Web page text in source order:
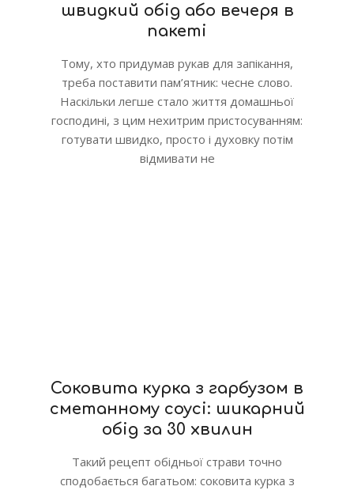
швидкий обід або вечеря в
пакеті
Тому, хто придумав рукав для запікання,
треба поставити пам’ятник: чесне слово.
Наскільки легше стало життя домашньої
господині, з цим нехитрим пристосуванням:
готувати швидко, просто і духовку потім
відмивати не
Соковита курка з гарбузом в
сметанному соусі: шикарний
обід за 30 хвилин
Такий рецепт обідньої страви точно
сподобається багатьом: соковита курка з